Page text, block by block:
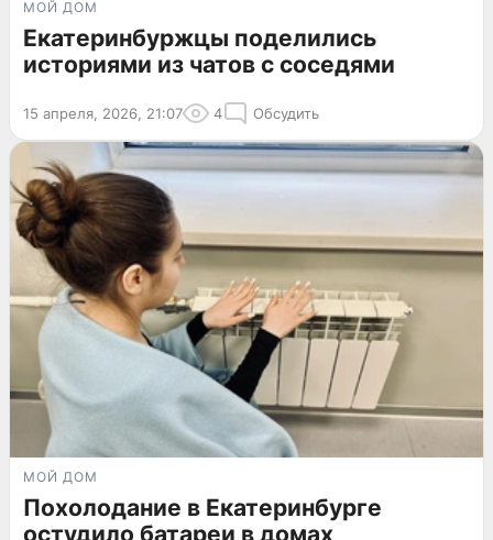
МОЙ ДОМ
Екатеринбуржцы поделились
историями из чатов с соседями
15 апреля, 2026, 21:07 4 Обсудить
МОЙ ДОМ
Похолодание в Екатеринбурге
остудило батареи в домах